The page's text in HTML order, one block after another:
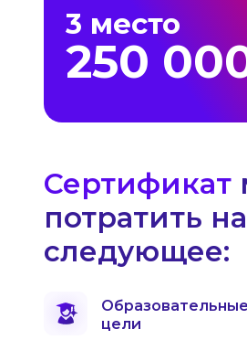
250
3 место
Сертификат
потратить на
следующее:
Образовательные
цели